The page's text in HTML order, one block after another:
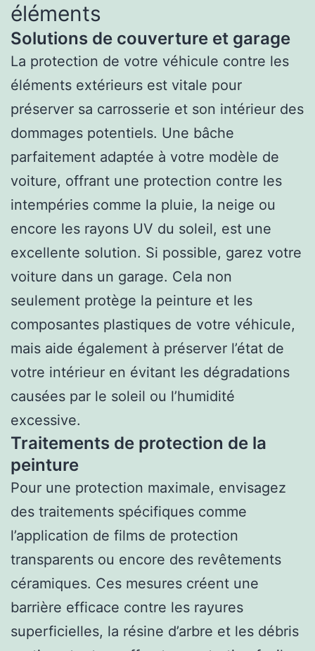
éléments
Solutions de couverture et garage
La protection de votre véhicule contre les
éléments extérieurs est vitale pour
préserver sa carrosserie et son intérieur des
dommages potentiels. Une bâche
parfaitement adaptée à votre modèle de
voiture, offrant une protection contre les
intempéries comme la pluie, la neige ou
encore les rayons UV du soleil, est une
excellente solution. Si possible, garez votre
voiture dans un garage. Cela non
seulement protège la peinture et les
composantes plastiques de votre véhicule,
mais aide également à préserver l’état de
votre intérieur en évitant les dégradations
causées par le soleil ou l’humidité
excessive.
Traitements de protection de la
peinture
Pour une protection maximale, envisagez
des traitements spécifiques comme
l’application de films de protection
transparents ou encore des revêtements
céramiques. Ces mesures créent une
barrière efficace contre les rayures
superficielles, la résine d’arbre et les débris